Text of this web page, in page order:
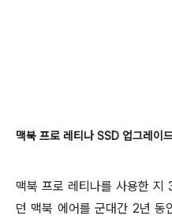
맥북 프로 레티나 SSD 업그레이
맥북 프로 레티나를 사용한 지
던 맥북 에어를 군대간 2년 동